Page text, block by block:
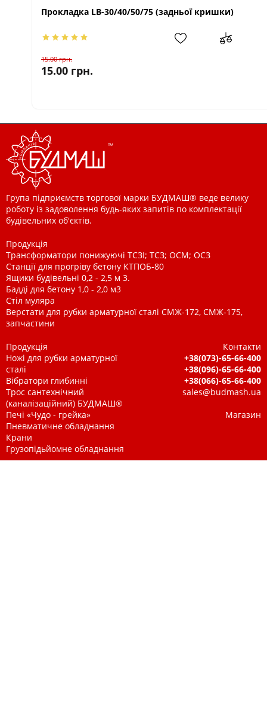
Прокладка LB-30/40/50/75 (задньої кришки)
15.00грн.
15.00 грн.
Група підприємств торгової марки БУДМАШ® веде велику
роботу із задоволення будь-яких запитів по комплектації
будівельних об'єктів.
Продукція
Трансформатори понижуючі ТСЗІ; ТСЗ; ОСМ; ОСЗ
Станції для прогріву бетону КТПОБ-80
Ящики будівельні 0,2 - 2,5 м 3.
Бадді для бетону 1,0 - 2,0 м3
Стіл муляра
Верстати для рубки арматурної сталі СМЖ-172, СМЖ-175,
запчастини
Продукція
Ножі для рубки арматурної
сталі
Вібратори глибинні
Трос сантехнічний
(каналізаційний) БУДМАШ®
Печі «Чудо - грейка»
Пневматичне обладнання
Крани
Грузопідьйомне обладнання
Контакти
+38(073)-65-66-400
+38(096)-65-66-400
+38(066)-65-66-400
sales@budmash.ua
Магазин